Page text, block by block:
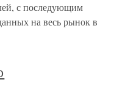
с последующим
на весь рынок в